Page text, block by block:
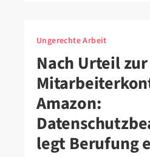
Ungerechte Arbeit
Nach Urteil zur
Amazon:
legt Berufung